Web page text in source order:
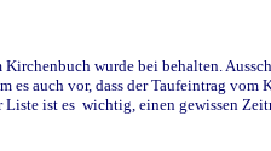
wurde bei behalten.
es auch vor, dass der Taufeintrag
ist es wichtig, einen gewissen